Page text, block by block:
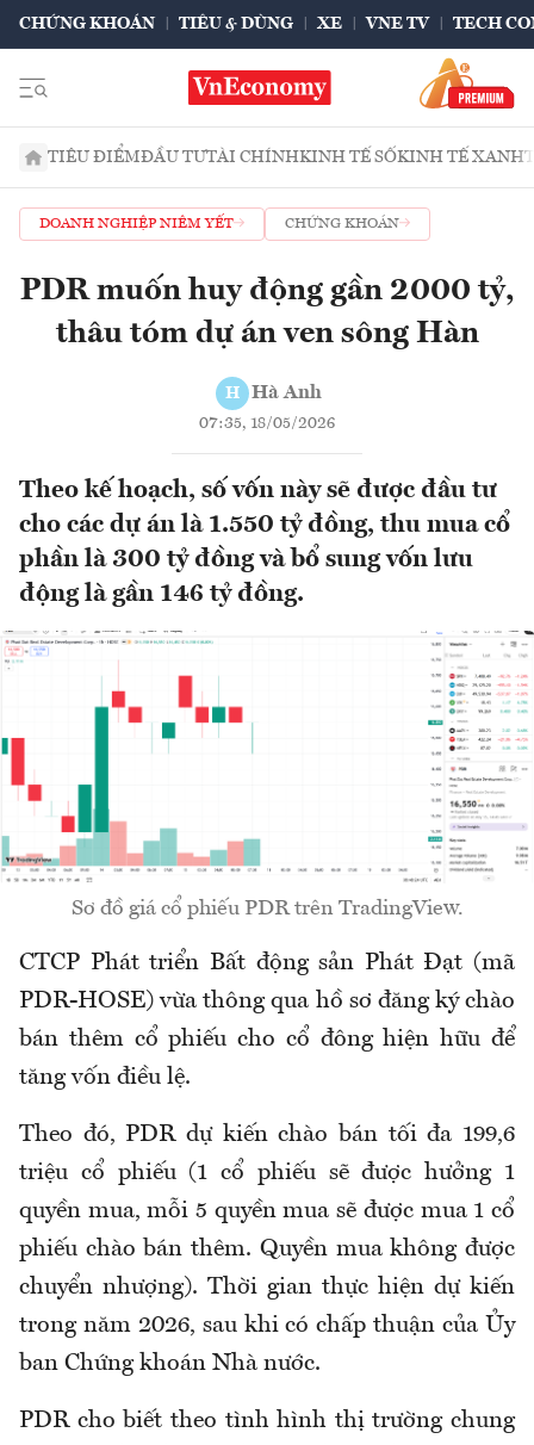
CHỨNG KHOÁN TIÊU & DÙNG XE VNE TV TECH
TIÊU ĐIỂMĐẦU TƯTÀI CHÍNHKINH TẾ SỐKINH TẾ XANH
DOANH NGHIỆP NIÊM YẾT CHỨNG KHOÁN
PDR muốn huy động gần 2000 tỷ,
thâu tóm dự án ven sông Hàn
H Hà Anh
07:35, 18/05/2026
Theo kế hoạch, số vốn này sẽ được đầu tư
cho các dự án là 1.550 tỷ đồng, thu mua cổ
phần là 300 tỷ đồng và bổ sung vốn lưu
động là gần 146 tỷ đồng.
Sơ đồ giá cổ phiếu PDR trên TradingView.
CTCP Phát triển Bất động sản Phát Đạt (mã
PDR-HOSE) vừa thông qua hồ sơ đăng ký chào
bán thêm cổ phiếu cho cổ đông hiện hữu để
tăng vốn điều lệ.
Theo đó, PDR dự kiến chào bán tối đa 199,6
triệu cổ phiếu (1 cổ phiếu sẽ được hưởng 1
quyền mua, mỗi 5 quyền mua sẽ được mua 1 cổ
phiếu chào bán thêm. Quyền mua không được
chuyển nhượng). Thời gian thực hiện dự kiến
trong năm 2026, sau khi có chấp thuận của Ủy
ban Chứng khoán Nhà nước.
PDR cho biết theo tình hình thị trường chung